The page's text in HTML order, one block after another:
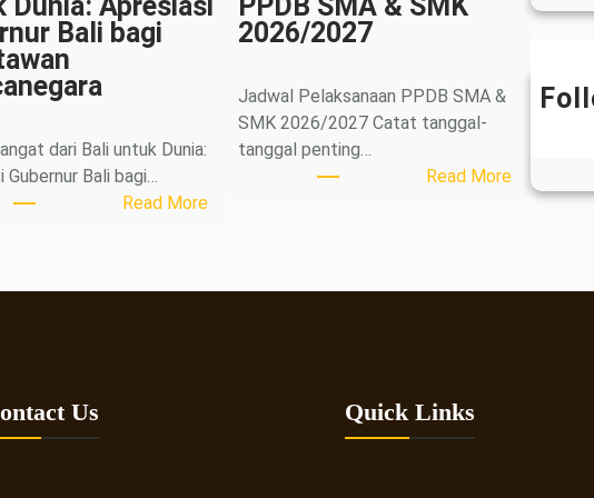
Bali bagi
dari Bali untuk Dunia:
Gubernur Bali bagi…
Read More:
2026/2027
Jadwal Pelaksanaan PPDB SMA &
SMK 2026/2027 Catat tanggal-
tanggal penting…
Read More:
Us Quick Links